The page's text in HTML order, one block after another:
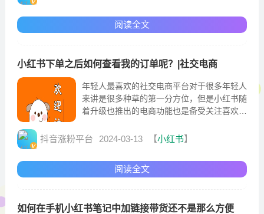
阅读全文
小红书下单之后如何查看我的订单呢？|社交电商
年轻人最喜欢的社交电商平台对于很多年轻人
来讲是很多种草的第一分方位，但是小红书随
着升级也推出的电商功能也是备受关注喜欢
抖音涨粉平台 2024-03-13 【小红书】
阅读全文
如何在手机小红书笔记中加链接带货还不是那么方便